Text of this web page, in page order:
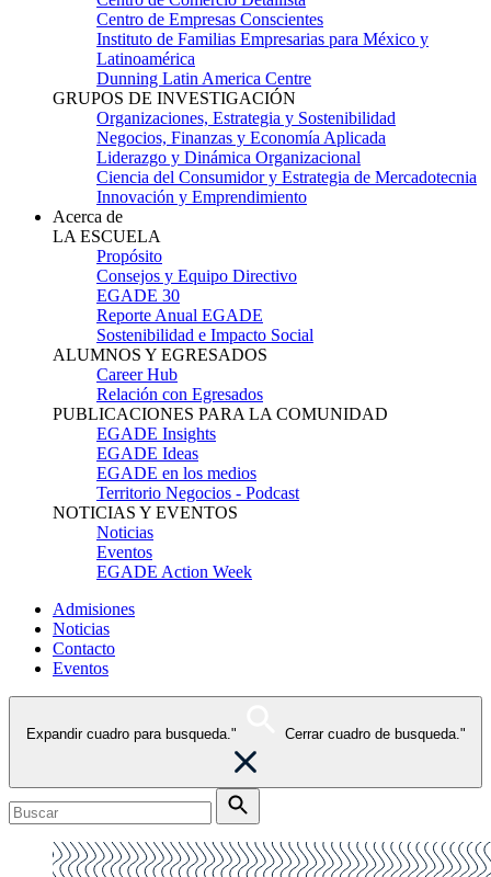
Centro de Empresas Conscientes
Instituto de Familias Empresarias para México y
Latinoamérica
Dunning Latin America Centre
GRUPOS DE INVESTIGACIÓN
Organizaciones, Estrategia y Sostenibilidad
Negocios, Finanzas y Economía Aplicada
Liderazgo y Dinámica Organizacional
Ciencia del Consumidor y Estrategia de Mercadotecnia
Innovación y Emprendimiento
Acerca de
LA ESCUELA
Propósito
Consejos y Equipo Directivo
EGADE 30
Reporte Anual EGADE
Sostenibilidad e Impacto Social
ALUMNOS Y EGRESADOS
Career Hub
Relación con Egresados
PUBLICACIONES PARA LA COMUNIDAD
EGADE Insights
EGADE Ideas
EGADE en los medios
Territorio Negocios - Podcast
NOTICIAS Y EVENTOS
Noticias
Eventos
EGADE Action Week
Admisiones
Noticias
Contacto
Eventos
Expandir cuadro para busqueda." Cerrar cuadro de busqueda."